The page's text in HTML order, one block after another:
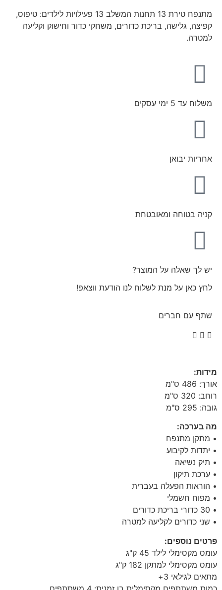
מתנפח טירת 13 תחנות המשלב 13 פעילויות לילדים: טיפוס,
קפיצה, גלישה, בריכת כדורים, משחקי כדור וחישוק וקליעה
למטרה.
משלוח עד 5 ימי עסקים
אחריות יבואן
קניה בטוחה ומאובטחת
יש לך שאלה על המוצר?
לחץ כאן על מנת לשלוח לנו הודעת ווצאפ!
שתף עם חברים
מידות:
אורך: 486 ס"מ
רוחב: 320 ס"מ
גובה: 295 ס"מ
מה בערכה:
• מתקן מתנפח
• יתדות לקיבוע
• תיק נשיאה
• ערכת תיקון
• הוראות הפעלה בעברית
• מפוח חשמלי
• 30 כדורי בריכת כדורים
• שני כדורים לקליעה למטרה
פרטים נוספים:
עומס מקסימלי לילד 45 ק"ג
עומס מקסימלי למתקן 182 ק"ג
מתאים לגילאי 3+